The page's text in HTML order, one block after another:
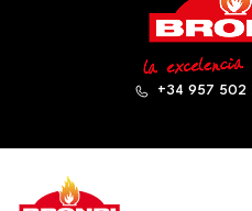
+34 957 502
Produits